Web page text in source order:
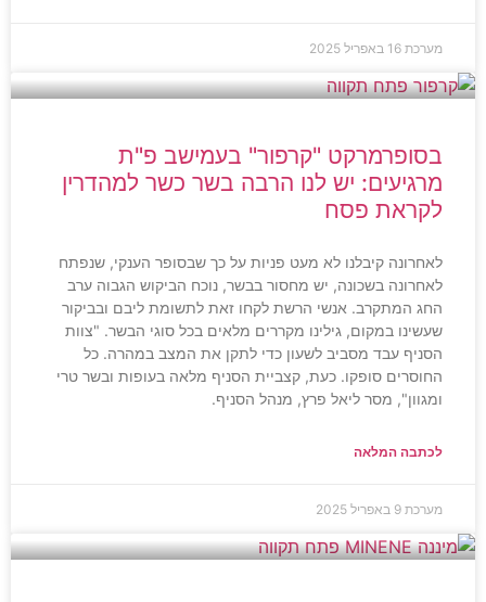
מערכת 16 באפריל 2025
בסופרמרקט "קרפור" בעמישב פ"ת
מרגיעים: יש לנו הרבה בשר כשר למהדרין
לקראת פסח
לאחרונה קיבלנו לא מעט פניות על כך שבסופר הענקי, שנפתח
לאחרונה בשכונה, יש מחסור בבשר, נוכח הביקוש הגבוה ערב
החג המתקרב. אנשי הרשת לקחו זאת לתשומת ליבם ובביקור
שעשינו במקום, גילינו מקררים מלאים בכל סוגי הבשר. "צוות
הסניף עבד מסביב לשעון כדי לתקן את המצב במהרה. כל
החוסרים סופקו. כעת, קצביית הסניף מלאה בעופות ובשר טרי
ומגוון", מסר ליאל פרץ, מנהל הסניף.
לכתבה המלאה
מערכת 9 באפריל 2025